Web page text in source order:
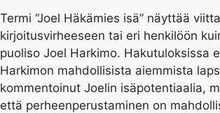
Termi “Joel Häkämies isä” näyttää
kirjoitusvirheeseen tai eri henkilöön
puoliso Joel Harkimo. Hakutuloksissa
Harkimon mahdollisista aiemmista
kommentoinut Joelin isäpotentiaalia,
että perheenperustaminen on